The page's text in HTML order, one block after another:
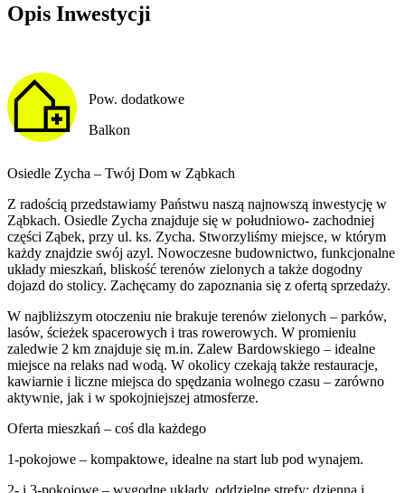
Opis Inwestycji
Pow. dodatkowe
Balkon
Osiedle Zycha – Twój Dom w Ząbkach
Z radością przedstawiamy Państwu naszą najnowszą inwestycję w
Ząbkach. Osiedle Zycha znajduje się w południowo- zachodniej
części Ząbek, przy ul. ks. Zycha. Stworzyliśmy miejsce, w którym
każdy znajdzie swój azyl. Nowoczesne budownictwo, funkcjonalne
układy mieszkań, bliskość terenów zielonych a także dogodny
dojazd do stolicy. Zachęcamy do zapoznania się z ofertą sprzedaży.
W najbliższym otoczeniu nie brakuje terenów zielonych – parków,
lasów, ścieżek spacerowych i tras rowerowych. W promieniu
zaledwie 2 km znajduje się m.in. Zalew Bardowskiego – idealne
miejsce na relaks nad wodą. W okolicy czekają także restauracje,
kawiarnie i liczne miejsca do spędzania wolnego czasu – zarówno
aktywnie, jak i w spokojniejszej atmosferze.
Oferta mieszkań – coś dla każdego
1‑pokojowe – kompaktowe, idealne na start lub pod wynajem.
2‑ i 3‑pokojowe – wygodne układy, oddzielne strefy: dzienna i